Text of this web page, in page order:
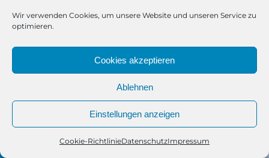
Wir verwenden Cookies, um unsere Website und unseren Service zu
optimieren.
Cookies akzeptieren
Ablehnen
Einstellungen anzeigen
Cookie-RichtlinieDatenschutzImpressum
Telefon Kontakt WhatsApp